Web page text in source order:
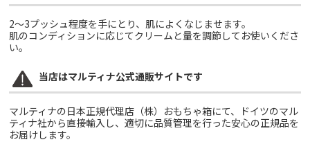
2～3プッシュ程度を手にとり、肌によくなじませます。
肌のコンディションに応じてクリームと量を調節してお使いくださ
い。
当店はマルティナ公式通販サイトです
マルティナの日本正規代理店（株）おもちゃ箱にて、ドイツのマル
ティナ社から直接輸入し、適切に品質管理を行った安心の正規品を
お届けします。